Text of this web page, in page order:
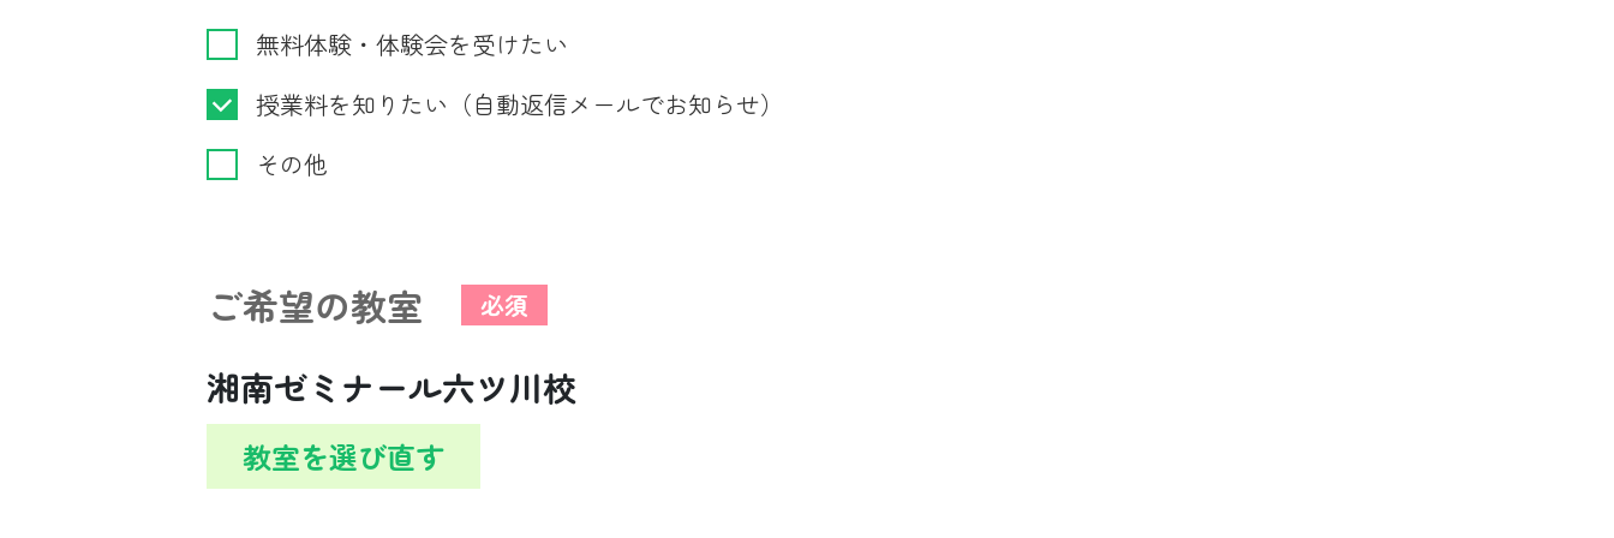
無料体験・体験会を受けたい
授業料を知りたい（自動返信メールでお知らせ）
その他
ご希望の教室 必須
湘南ゼミナール六ツ川校
教室を選び直す